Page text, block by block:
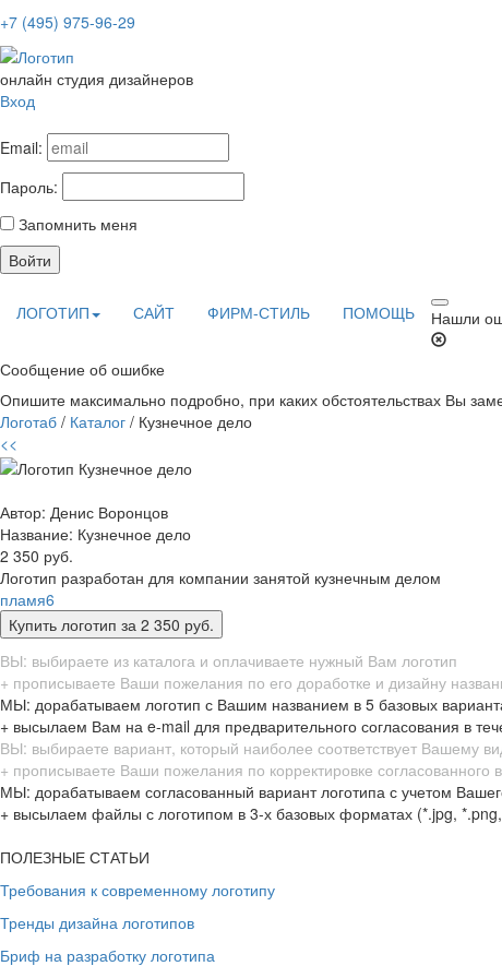
+7 (495) 975-96-29
онлайн студия дизайнеров
Вход
Email:
Пароль:
Запомнить меня
Войти
ЛОГОТИП САЙТ ФИРМ-СТИЛЬ ПОМОЩЬ Нашли
Сообщение об ошибке
Опишите максимально подробно, при каких обстоятельствах Вы
Логотаб / Каталог / Кузнечное дело
<<
Автор: Денис Воронцов
Название: Кузнечное дело
2 350 руб.
Логотип разработан для компании занятой кузнечным делом
пламя6
ВЫ: выбираете из каталога и оплачиваете нужный Вам логотип
+ прописываете Ваши пожелания по его доработке и дизайну
МЫ: дорабатываем логотип с Вашим названием в 5 базовых
+ высылаем Вам на e-mail для предварительного согласования в
ВЫ: выбираете вариант, который наиболее соответствует Вашему
+ прописываете Ваши пожелания по корректировке согласованного
МЫ: дорабатываем согласованный вариант логотипа с учетом
+ высылаем файлы с логотипом в 3-х базовых форматах (*.jpg,
ПОЛЕЗНЫЕ СТАТЬИ
Требования к современному логотипу
Тренды дизайна логотипов
Бриф на разработку логотипа